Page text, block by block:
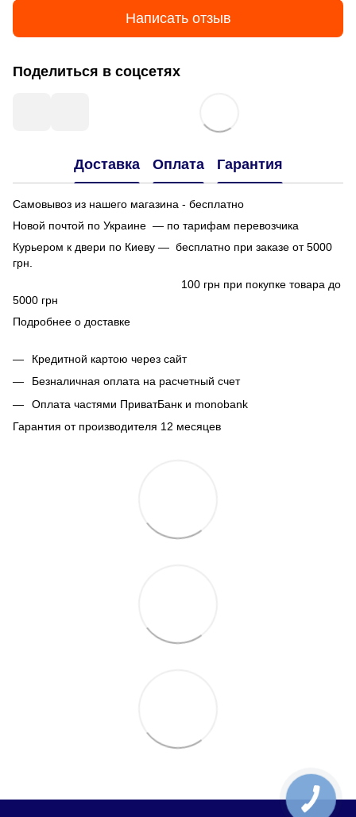
Написать отзыв
Поделиться в соцсетях
Доставка Оплата Гарантия
Самовывоз из нашего магазина - бесплатно
Новой почтой по Украине — по тарифам перевозчика
Курьером к двери по Киеву — бесплатно при заказе от 5000
грн.
100 грн при покупке товара до
5000 грн
Подробнее о доставке
Кредитной картою через сайт
Безналичная оплата на расчетный счет
Оплата частями ПриватБанк и monobank
Гарантия от производителя 12 месяцев